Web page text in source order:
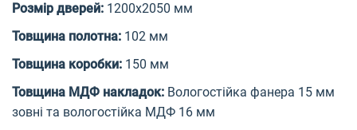
Розмір дверей: 1200х2050 мм
Товщина полотна: 102 мм
Товщина коробки: 150 мм
Товщина МДФ накладок: Вологостійка фанера 15 мм
зовні та вологостійка МДФ 16 мм